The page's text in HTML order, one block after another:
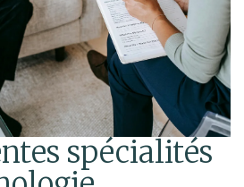
spécialités